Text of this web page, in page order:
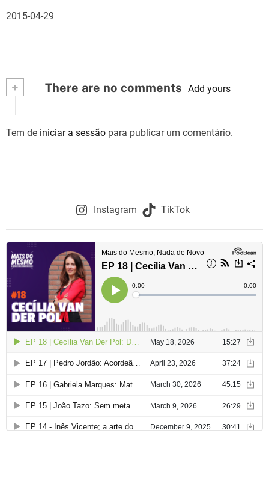
2015-04-29
+ There are no comments Add yours
Tem de iniciar a sessão para publicar um comentário.
Instagram TikTok